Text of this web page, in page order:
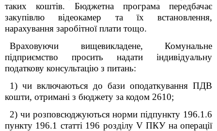
таких коштів. Бюджетна програма передбачає
закупівлю відеокамер та їх встановлення,
нарахування заробітної плати тощо.
Враховуючи вищевикладене, Комунальне
підприємство просить надати індивідуальну
податкову консультацію з питань:
1) чи включаються до бази оподаткування ПДВ
кошти, отримані з бюджету за кодом 2610;
2) чи розповсюджуються норми підпункту 196.1.6
пункту 196.1 статті 196 розділу VПКУ на операції